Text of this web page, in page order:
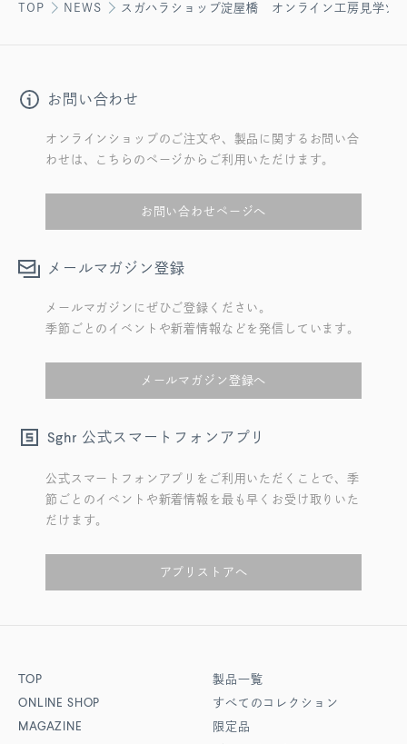
TOP NEWS スガハラショップ淀屋橋 オンライン工房見学ツ
お問い合わせ
オンラインショップのご注文や、製品に関するお問い合
わせは、こちらのページからご利用いただけます。
お問い合わせページへ
メールマガジン登録
メールマガジンにぜひご登録ください。
季節ごとのイベントや新着情報などを発信しています。
メールマガジン登録へ
Sghr 公式スマートフォンアプリ
公式スマートフォンアプリをご利用いただくことで、季
節ごとのイベントや新着情報を最も早くお受け取りいた
だけます。
アプリストアへ
TOP
ONLINE SHOP
MAGAZINE
製品一覧
すべてのコレクション
限定品